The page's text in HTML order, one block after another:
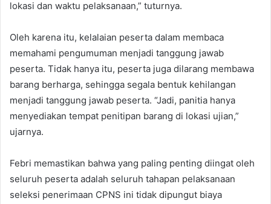
lokasi dan waktu pelaksanaan,” tuturnya.
Oleh karena itu, kelalaian peserta dalam membaca
memahami pengumuman menjadi tanggung jawab
peserta. Tidak hanya itu, peserta juga dilarang membawa
barang berharga, sehingga segala bentuk kehilangan
menjadi tanggung jawab peserta. “Jadi, panitia hanya
menyediakan tempat penitipan barang di lokasi ujian,”
ujarnya.
Febri memastikan bahwa yang paling penting diingat oleh
seluruh peserta adalah seluruh tahapan pelaksanaan
seleksi penerimaan CPNS ini tidak dipungut biaya